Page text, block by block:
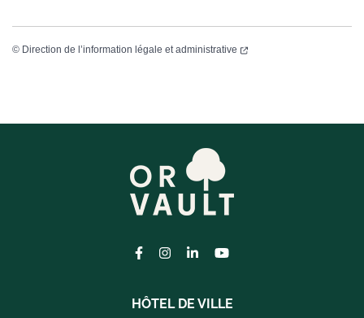
© Direction de l’information légale et administrative
Lien vers le compte Facebook
Lien vers le compte Instagram
Lien vers le compte Linkedin
Lien vers la chaîne
HÔTEL DE VILLE